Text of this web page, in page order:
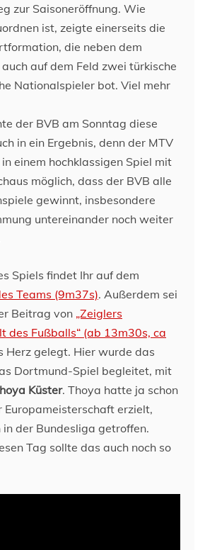
zur Saisoneröffnung. Wie
ist, zeigte einerseits die
die neben dem
auf dem Feld zwei türkische
Nationalspieler bot. Viel mehr
der BVB am Sonntag diese
in ein Ergebnis, denn der MTV
einem hochklassigen Spiel mit
möglich, dass der BVB alle
gewinnt, insbesondere
untereinander noch weiter
Spiels findet Ihr auf dem
Teams (9m37s). Außerdem sei
Beitrag von „Zeiglers
des Fußballs“ (ab 13m30s, ca
Herz gelegt. Hier wurde das
Dortmund-Spiel begleitet, mit
Küster. Thoya hatte ja schon
Europameisterschaft erzielt,
in der Bundesliga getroffen.
Tag sollte das auch noch so